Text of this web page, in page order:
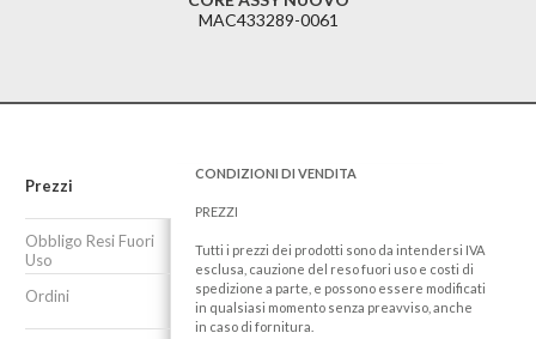
MAC433289-0061
Prezzi
Obbligo Resi Fuori
Uso
Ordini
CONDIZIONI DI VENDITA
PREZZI
Tutti i prezzi dei prodotti sono da intendersi IVA
esclusa, cauzione del reso fuori uso e costi di
spedizione a parte, e possono essere modificati
in qualsiasi momento senza preavviso, anche
in caso di fornitura.